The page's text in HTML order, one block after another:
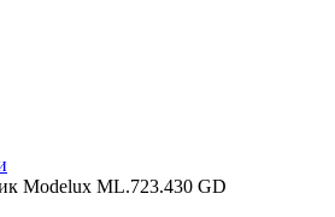
Modelux ML.723.430 GD